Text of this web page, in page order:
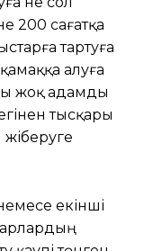
200 сағатқа
тартуға
алуға
жоқ адамды
тысқары
екінші